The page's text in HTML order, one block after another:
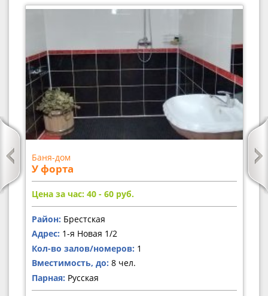
Баня-дом
У форта
Цена за час: 40 - 60 руб.
Район: Брестская
Адрес: 1-я Новая 1/2
Кол-во залов/номеров: 1
Вместимость, до: 8 чел.
Парная: Русская